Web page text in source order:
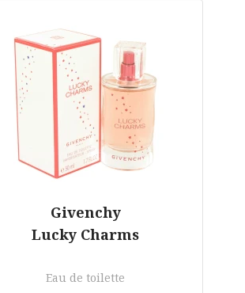
Givenchy
Lucky Charms
Eau de toilette